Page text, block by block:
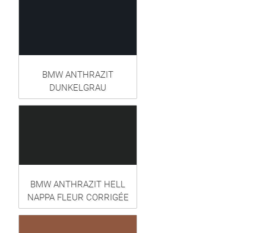
BMW ANTHRAZIT
DUNKELGRAU
BMW ANTHRAZIT HELL
NAPPA FLEUR CORRIGÉE